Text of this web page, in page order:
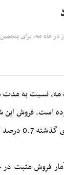
در ماه مه، برای
حال، تویوتا
فروش